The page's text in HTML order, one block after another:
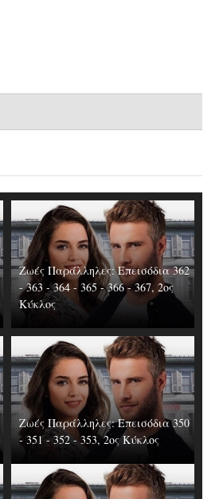
Ζωές Παράλληλες: Επεισόδια 362
- 363 - 364 - 365 - 366 - 367, 2ος
Κύκλος
Ζωές Παράλληλες: Επεισόδια 350
- 351 - 352 - 353, 2ος Κύκλος